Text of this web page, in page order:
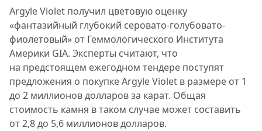
Argyle Violet получил цветовую оценку
«фантазийный глубокий серовато-голубовато-
фиолетовый» от Геммологического Института
Америки GIA. Эксперты считают, что
на предстоящем ежегодном тендере поступят
предложения о покупке Argyle Violet в размере от 1
до 2 миллионов долларов за карат. Общая
стоимость камня в таком случае может составить
от 2,8 до 5,6 миллионов долларов.